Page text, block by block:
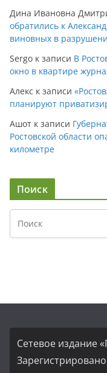
Дина Ивановна
обратились к
виновных в
Sergo к записи В
окно в квартире
Алекс к записи
планируют
Ашот к записи
Ростовской области
километре
Поиск
Сетевое издание